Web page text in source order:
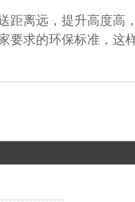
距离远，提升高度高
求的环保标准，这